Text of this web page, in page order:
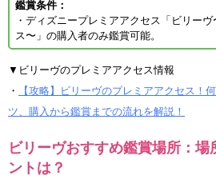
鑑賞条件：
・ディズニープレミアアクセス「ビリー
ス〜」の購入者のみ鑑賞可能。
▼ビリーヴのプレミアアクセス情報
・
【攻略】ビリーヴのプレミアアクセス！
ツ、購入から鑑賞までの流れを解説！
ビリーヴおすすめ鑑賞場所：場
ントは？